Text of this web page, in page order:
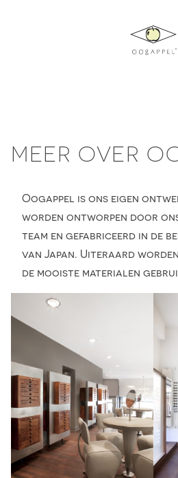
MEER OVER
Oogappel is ons eigen
worden ontworpen door
team en gefabriceerd in de
van Japan. Uiteraard
de mooiste materialen